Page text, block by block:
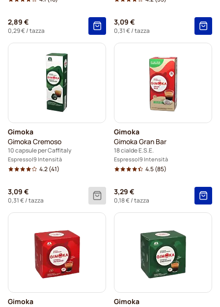
2,89 €
0,29 €/ tazza
3,09 €
0,31 €/ tazza
Gimoka
Gimoka Cremoso
10 capsule per Caffitaly
Espresso 9 Intensità
4.2(41)
3,09 €
0,31 €/ tazza
Gimoka
Gimoka Gran Bar
18 cialde E.S.E.
Espresso 9 Intensità
4.5(85)
3,29 €
0,18 €/ tazza
Gimoka
Gimoka